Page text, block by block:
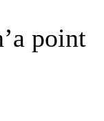
point